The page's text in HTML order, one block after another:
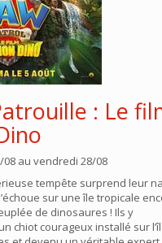
: Le
au vendredi 28/08
tempête surprend leur
sur une île tropicale
de dinosaures ! Ils y
chiot courageux installé sur